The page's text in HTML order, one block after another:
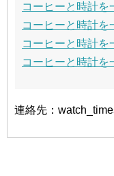
コーヒーと時計を
コーヒーと時計を
コーヒーと時計を
コーヒーと時計を
連絡先：